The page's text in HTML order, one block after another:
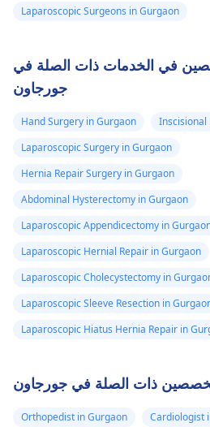
Laparoscopic Surgeons in Gurgaon
في الخدمات ذات الصلة في
جورجاون
Hand Surgery in Gurgaon
Inscisional
Laparoscopic Surgery in Gurgaon
Hernia Repair Surgery in Gurgaon
Abdominal Hysterectomy in Gurgaon
Laparoscopic Appendicectomy in
Laparoscopic Hernial Repair in Gurgaon
Laparoscopic Cholecystectomy in
Laparoscopic Sleeve Resection in
Laparoscopic Hiatus Hernia Repair in
ذات الصلة في جورجاون
Orthopedist in Gurgaon
Cardiologist